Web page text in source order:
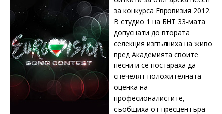
за конкурса Евровизия 2012.
В студио 1 на БНТ 33-мата
допуснати до втората
селекция изпълниха на живо
пред Академията своите
песни и се постараха да
спечелят положителната
оценка на
професионалистите,
съобщиха от пресцентъра